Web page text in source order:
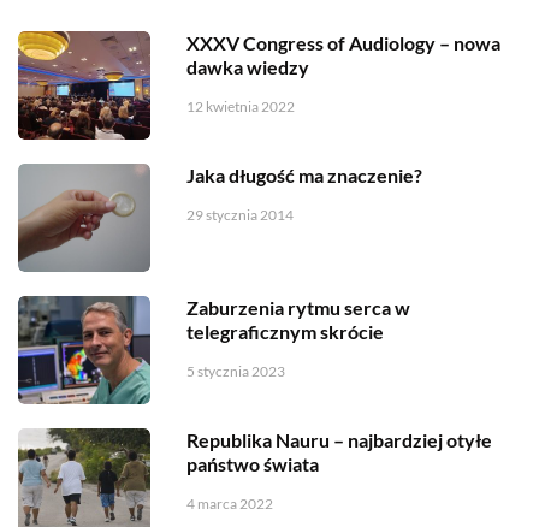
XXXV Congress of Audiology – nowa
dawka wiedzy
12 kwietnia 2022
Jaka długość ma znaczenie?
29 stycznia 2014
Zaburzenia rytmu serca w
telegraficznym skrócie
5 stycznia 2023
Republika Nauru – najbardziej otyłe
państwo świata
4 marca 2022